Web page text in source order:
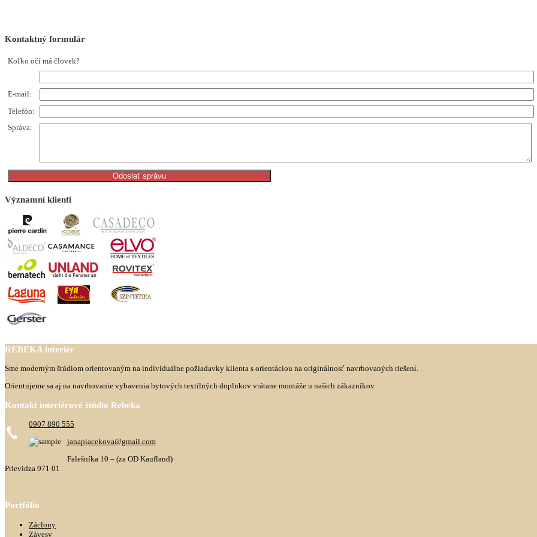
Kontaktný formulár
Koľko očí má človek?
E-mail:
Telefón:
Správa:
Významníklienti
REBEKA interiér
Sme moderným štúdiom orientovaným na individuálne požiadavky klienta s orientáciou na originálnosť navrhovaných riešení.
Orientujeme sa aj na navrhovanie vybavenia bytových textilných doplnkov vrátane montáže u našich zákazníkov.
Kontakt interiérové štúdio Rebeka
0907 890 555
janapiacekova@gmail.com
Falešníka 10 – (za OD Kaufland)
Prievidza 971 01
Portfólio
Záclony
Závesy